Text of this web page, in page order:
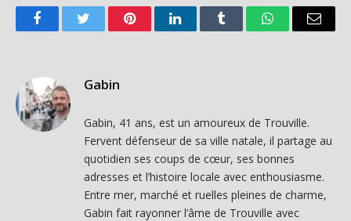
FacebookTwitter PinterestLinkedInTumblr WhatsAppEmail
Gabin
Gabin, 41 ans, est un amoureux de Trouville.
Fervent défenseur de sa ville natale, il partage au
quotidien ses coups de cœur, ses bonnes
adresses et l’histoire locale avec enthousiasme.
Entre mer, marché et ruelles pleines de charme,
Gabin fait rayonner l’âme de Trouville avec